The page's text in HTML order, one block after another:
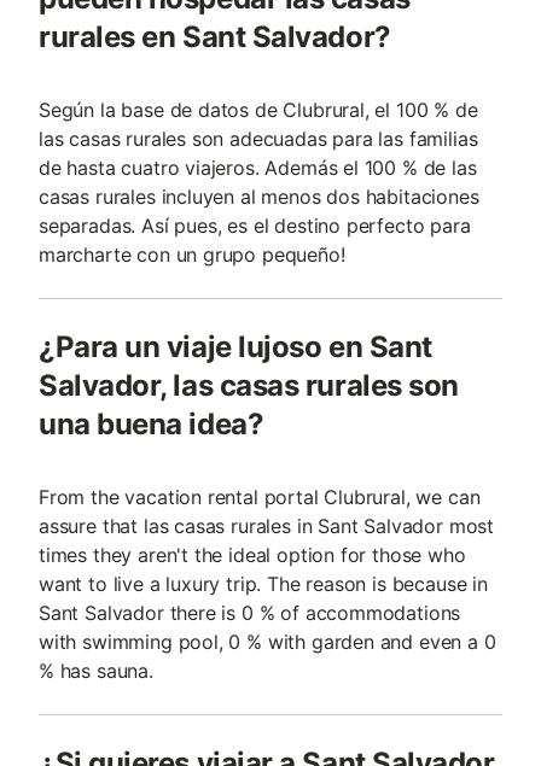
rurales en Sant Salvador?
Según la base de datos de Clubrural, el 100 % de
las casas rurales son adecuadas para las familias
de hasta cuatro viajeros. Además el 100 % de las
casas rurales incluyen al menos dos habitaciones
separadas. Así pues, es el destino perfecto para
marcharte con un grupo pequeño!
¿Para un viaje lujoso en Sant
Salvador, las casas rurales son
una buena idea?
From the vacation rental portal Clubrural, we can
assure that las casas rurales in Sant Salvador most
times they aren't the ideal option for those who
want to live a luxury trip. The reason is because in
Sant Salvador there is 0 % of accommodations
with swimming pool, 0 % with garden and even a 0
% has sauna.